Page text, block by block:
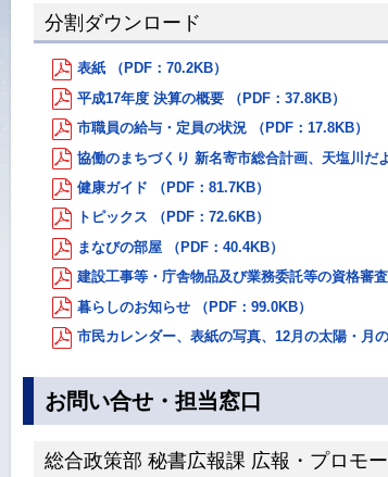
分割ダウンロード
表紙 （PDF：70.2KB）
平成17年度 決算の概要 （PDF：37.8KB）
市職員の給与・定員の状況 （PDF：17.8KB）
協働のまちづくり 新名寄市総合計画、天塩川だ
健康ガイド （PDF：81.7KB）
トピックス （PDF：72.6KB）
まなびの部屋 （PDF：40.4KB）
建設工事等・庁舎物品及び業務委託等の資格審
暮らしのお知らせ （PDF：99.0KB）
市民カレンダー、表紙の写真、12月の太陽・月
お問い合せ・担当窓口
総合政策部 秘書広報課 広報・プロモ